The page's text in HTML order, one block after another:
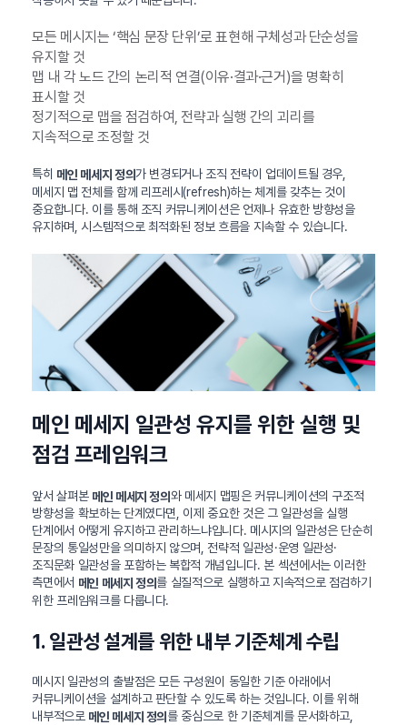
모든 메시지는 ‘핵심 문장 단위’로 표현해 구체성과 단순성을
유지할 것
맵 내 각 노드 간의 논리적 연결(이유·결과·근거)을 명확히
표시할 것
정기적으로 맵을 점검하여, 전략과 실행 간의 괴리를
지속적으로 조정할 것
특히 메인 메세지 정의가 변경되거나 조직 전략이 업데이트될 경우,
메세지 맵 전체를 함께 리프레시(refresh)하는 체계를 갖추는 것이
중요합니다. 이를 통해 조직 커뮤니케이션은 언제나 유효한 방향성을
유지하며, 시스템적으로 최적화된 정보 흐름을 지속할 수 있습니다.
메인 메세지 일관성 유지를 위한 실행 및
점검 프레임워크
앞서 살펴본 메인 메세지 정의와 메세지 맵핑은 커뮤니케이션의 구조적
방향성을 확보하는 단계였다면, 이제 중요한 것은 그 일관성을 실행
단계에서 어떻게 유지하고 관리하느냐입니다. 메시지의 일관성은 단순히
문장의 통일성만을 의미하지 않으며, 전략적 일관성·운영 일관성·
조직문화 일관성을 포함하는 복합적 개념입니다. 본 섹션에서는 이러한
측면에서 메인 메세지 정의를 실질적으로 실행하고 지속적으로 점검하기
위한 프레임워크를 다룹니다.
1. 일관성 설계를 위한 내부 기준체계 수립
메시지 일관성의 출발점은 모든 구성원이 동일한 기준 아래에서
커뮤니케이션을 설계하고 판단할 수 있도록 하는 것입니다. 이를 위해
내부적으로 메인 메세지 정의 를 중심으로 한 기준체계를 문서화하고,